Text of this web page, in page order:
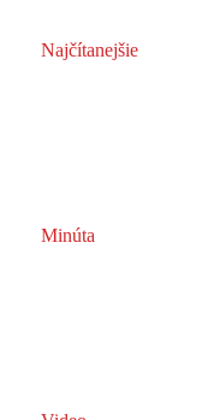
Najčítanejšie
Minúta